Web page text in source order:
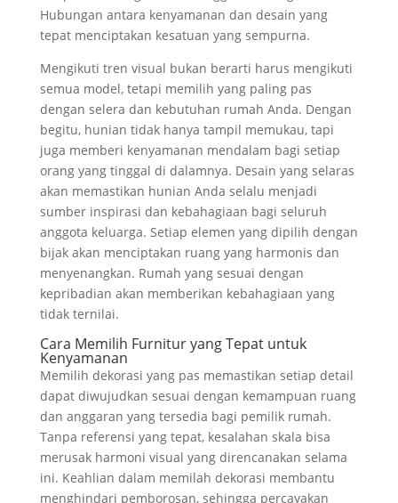
Hubungan antara kenyamanan dan desain yang
tepat menciptakan kesatuan yang sempurna.
Mengikuti tren visual bukan berarti harus mengikuti
semua model, tetapi memilih yang paling pas
dengan selera dan kebutuhan rumah Anda. Dengan
begitu, hunian tidak hanya tampil memukau, tapi
juga memberi kenyamanan mendalam bagi setiap
orang yang tinggal di dalamnya. Desain yang selaras
akan memastikan hunian Anda selalu menjadi
sumber inspirasi dan kebahagiaan bagi seluruh
anggota keluarga. Setiap elemen yang dipilih dengan
bijak akan menciptakan ruang yang harmonis dan
menyenangkan. Rumah yang sesuai dengan
kepribadian akan memberikan kebahagiaan yang
tidak ternilai.
Cara Memilih Furnitur yang Tepat untuk
Kenyamanan
Memilih dekorasi yang pas memastikan setiap detail
dapat diwujudkan sesuai dengan kemampuan ruang
dan anggaran yang tersedia bagi pemilik rumah.
Tanpa referensi yang tepat, kesalahan skala bisa
merusak harmoni visual yang direncanakan selama
ini. Keahlian dalam memilah dekorasi membantu
menghindari pemborosan, sehingga percayakan